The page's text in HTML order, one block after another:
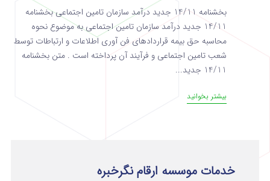
بخشنامه 14/11 جدید درآمد سازمان تامین اجتماعی بخشنامه
14/11 جدید درآمد سازمان تامین اجتماعی به موضوع نحوه
محاسبه حق بیمه قراردادهای فن آوری اطلاعات و ارتباطات توسط
شعب تامین اجتماعی و فرآیند آن پرداخته است . متن بخشنامه
14/11 جدید...
بیشتر بخوانید
خدمات موسسه ارقام نگرخبره